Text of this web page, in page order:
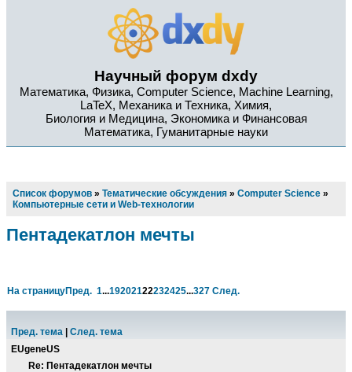
Научный форум dxdy
Математика, Физика, Computer Science, Machine Learning,
LaTeX, Механика и Техника, Химия,
Биология и Медицина, Экономика и Финансовая
Математика, Гуманитарные науки
Список форумов » Тематические обсуждения » Computer Science »
Компьютерные сети и Web-технологии
Пентадекатлон мечты
На страницуПред. 1...19202122232425...327 След.
Пред. тема
След. тема
EUgeneUS
Re: Пентадекатлон мечты